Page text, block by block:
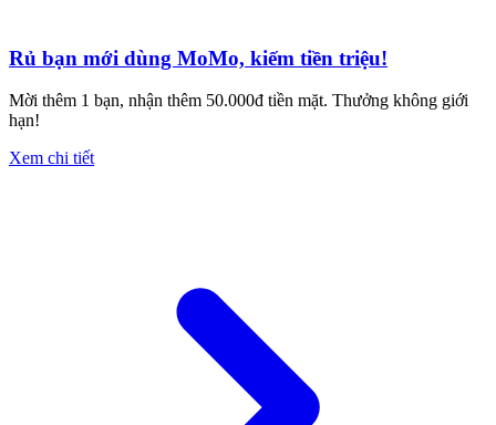
Rủ bạn mới dùng MoMo, kiếm tiền triệu!
Mời thêm 1 bạn, nhận thêm 50.000đ tiền mặt. Thưởng không giới
hạn!
Xem chi tiết